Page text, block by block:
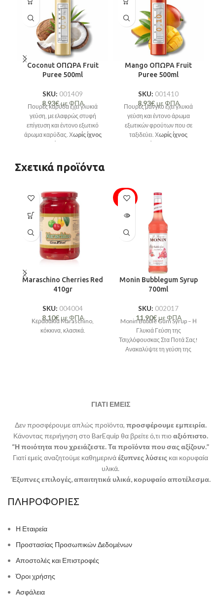
Coconut ΟΠΩΡΑ Fruit
Puree 500ml
SKU: 001409
8,93€με ΦΠΑ
Πουρές καρύδα έχει γλυκιά
γεύση, με ελαφρώς στυφή
επίγευση και έντονο εξωτικό
άρωμα καρύδας. Χωρίς ίχνος
Mango ΟΠΩΡΑ Fruit
Puree 500ml
SKU: 001410
8,93€με ΦΠΑ
Πουρές μάνγκο έχει γλυκιά
γεύση και έντονο άρωμα
εξωτικών φρούτων που σε
ταξιδεύει. Χωρίς ίχνος
Σχετικά προϊόντα
Maraschino Cherries Red
410gr
SKU: 004004
8,10€με ΦΠΑ
Κερασάκια Maraschino,
κόκκινα, κλασικά.
SOLD
OUT
Monin Bubblegum Syrup
700ml
SKU: 002017
11,90€με ΦΠΑ
Monin Bubble Gum Syrup – Η
Γλυκιά Γεύση της
Τσιχλόφουσκας Στα Ποτά Σας!
Ανακαλύψτε τη γεύση της
ΓΙΑΤΙ ΕΜΕΙΣ
Δεν προσφέρουμε απλώς προϊόντα, προσφέρουμε εμπειρία.
Κάνοντας περιήγηση στο BarEquip θα βρείτε ό,τι πιο αξιόπιστο.
“Η ποιότητα που χρειάζεστε. Τα προϊόντα που σας αξίζουν.”
Γιατί εμείς αναζητούμε καθημερινάέξυπνες λύσεις και κορυφαία
υλικά.
Έξυπνες επιλογές, απαιτητικά υλικά, κορυφαίο αποτέλεσμα.
ΠΛΗΡΟΦΟΡΙΕΣ
Η Εταιρεία
Προστασίας Προσωπικών Δεδομένων
Αποστολές και Επιστροφές
Όροι χρήσης
Ασφάλεια